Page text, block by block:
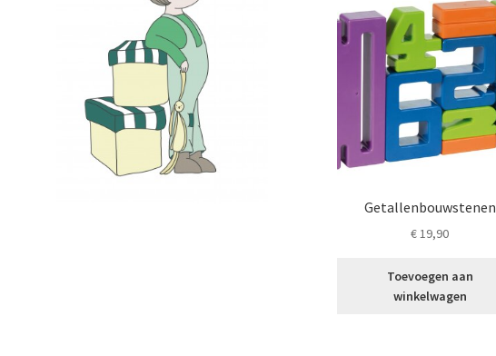
Getallenbouwstenen
€19,90
Toevoegen aan
winkelwagen